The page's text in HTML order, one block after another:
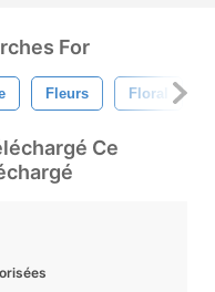
For
Fleurs Floral
Ce